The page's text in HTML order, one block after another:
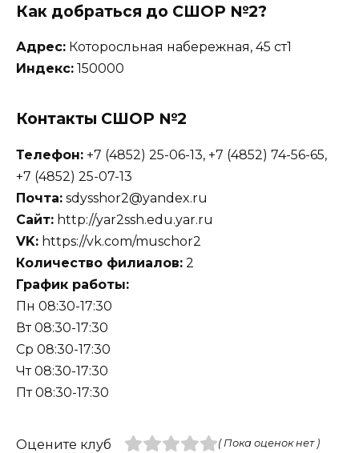
Как добраться до СШОР №2?
Адрес: Которосльная набережная, 45 ст1
Индекс: 150000
Контакты СШОР №2
Телефон: +7 (4852) 25-06-13, +7 (4852) 74-56-65,
+7 (4852) 25-07-13
Почта: sdysshor2@yandex.ru
Сайт: http://yar2ssh.edu.yar.ru
VK: https://vk.com/muschor2
Количество филиалов: 2
График работы:
Пн 08:30-17:30
Вт 08:30-17:30
Ср 08:30-17:30
Чт 08:30-17:30
Пт 08:30-17:30
Оцените клуб ( Пока оценок нет )